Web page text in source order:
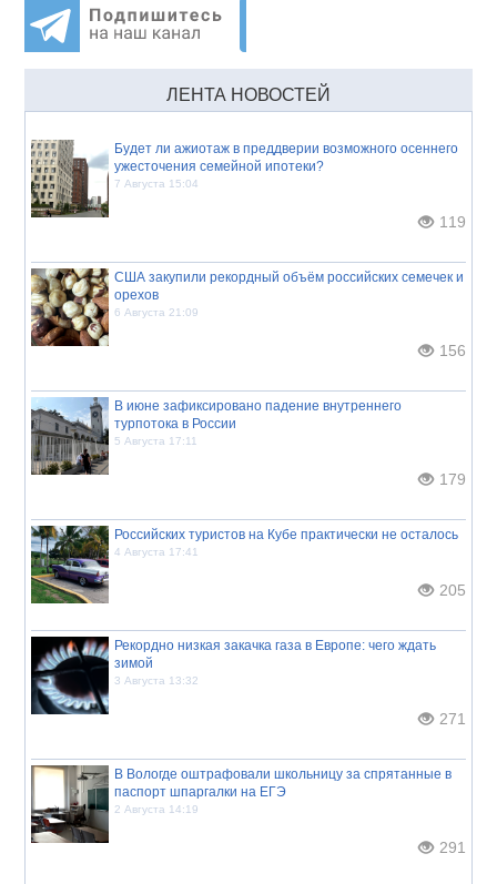
ЛЕНТА НОВОСТЕЙ
Будет ли ажиотаж в преддверии возможного осеннего
ужесточения семейной ипотеки?
7 Августа 15:04
119
США закупили рекордный объём российских семечек и
орехов
6 Августа 21:09
156
В июне зафиксировано падение внутреннего
турпотока в России
5 Августа 17:11
179
Российских туристов на Кубе практически не осталось
4 Августа 17:41
205
Рекордно низкая закачка газа в Европе: чего ждать
зимой
3 Августа 13:32
271
В Вологде оштрафовали школьницу за спрятанные в
паспорт шпаргалки на ЕГЭ
2 Августа 14:19
291